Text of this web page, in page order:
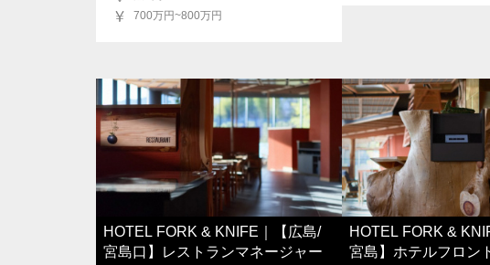
700万円~800万円
HOTEL FORK & KNIFE｜【広島/
宮島口】レストランマネージャー
HOTEL FORK &
宮島】ホテルフロン